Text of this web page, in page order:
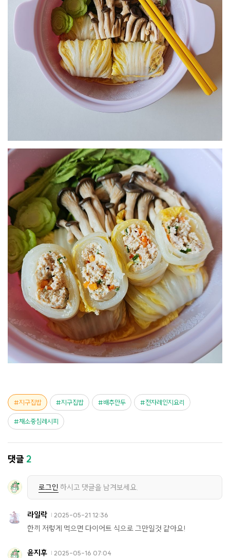
지구집밥 지구집밥 배추만두 전자레인지요리
채소중심레시피
댓글2
로그인 하시고 댓글을 남겨보세요.
라일락 2025-05-21 12:36
한끼 저렇게 먹으면 다이어트 식으로 그만일것 같아요!
윤지후 2025-05-16 07:04